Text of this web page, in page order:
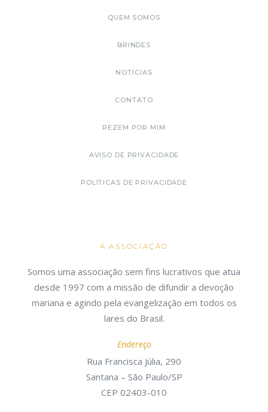
QUEM SOMOS
BRINDES
NOTÍCIAS
CONTATO
REZEM POR MIM
AVISO DE PRIVACIDADE
POLÍTICAS DE PRIVACIDADE
A ASSOCIAÇÃO
Somos uma associação sem fins lucrativos que atua
desde 1997 com a missão de difundir a devoção
mariana e agindo pela evangelização em todos os
lares do Brasil.
Endereço
Rua Francisca Júlia, 290
Santana – São Paulo/SP
CEP 02403-010